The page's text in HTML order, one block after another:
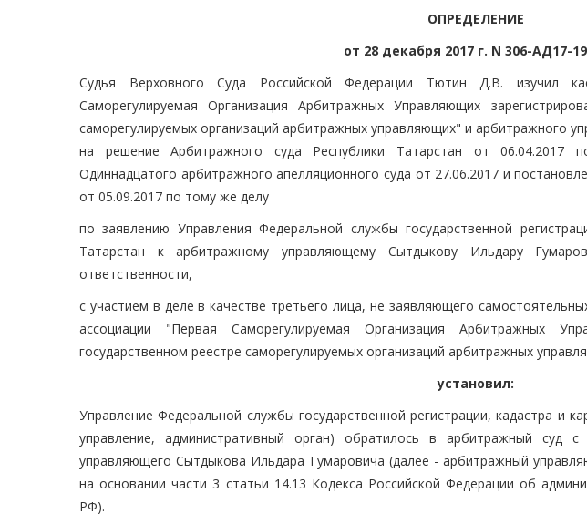
ОПРЕДЕЛЕНИЕ
от 28 декабря 2017 г. N 306-АД17-
Судья Верховного Суда Российской Федерации Тютин Д.В. изучил
Саморегулируемая Организация Арбитражных Управляющих
саморегулируемых организаций арбитражных управляющих" и арбитражного
на решение Арбитражного суда Республики Татарстан от 06.04.2017
Одиннадцатого арбитражного апелляционного суда от 27.06.2017 и
от 05.09.2017 по тому же делу
по заявлению Управления Федеральной службы государственной
Татарстан к арбитражному управляющему Сытдыкову Ильдару
ответственности,
с участием в деле в качестве третьего лица, не заявляющего
ассоциации "Первая Саморегулируемая Организация Арбитражных
государственном реестре саморегулируемых организаций арбитражных
установил:
Управление Федеральной службы государственной регистрации, кадастра и
управление, административный орган) обратилось в арбитражный суд
управляющего Сытдыкова Ильдара Гумаровича (далее - арбитражный
на основании части 3 статьи 14.13 Кодекса Российской Федерации об
РФ).